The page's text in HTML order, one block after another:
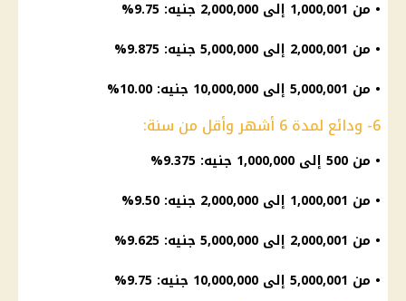
• من 1,000,001 إلى 2,000,000 جنيه: 9.75%
• من 2,000,001 إلى 5,000,000 جنيه: 9.875%
• من 5,000,001 إلى 10,000,000 جنيه: 10.00%
6- ودائع لمدة 6 أشهر وأقل من سنة:
• من 500 إلى 1,000,000 جنيه: 9.375%
• من 1,000,001 إلى 2,000,000 جنيه: 9.50%
• من 2,000,001 إلى 5,000,000 جنيه: 9.625%
• من 5,000,001 إلى 10,000,000 جنيه: 9.75%